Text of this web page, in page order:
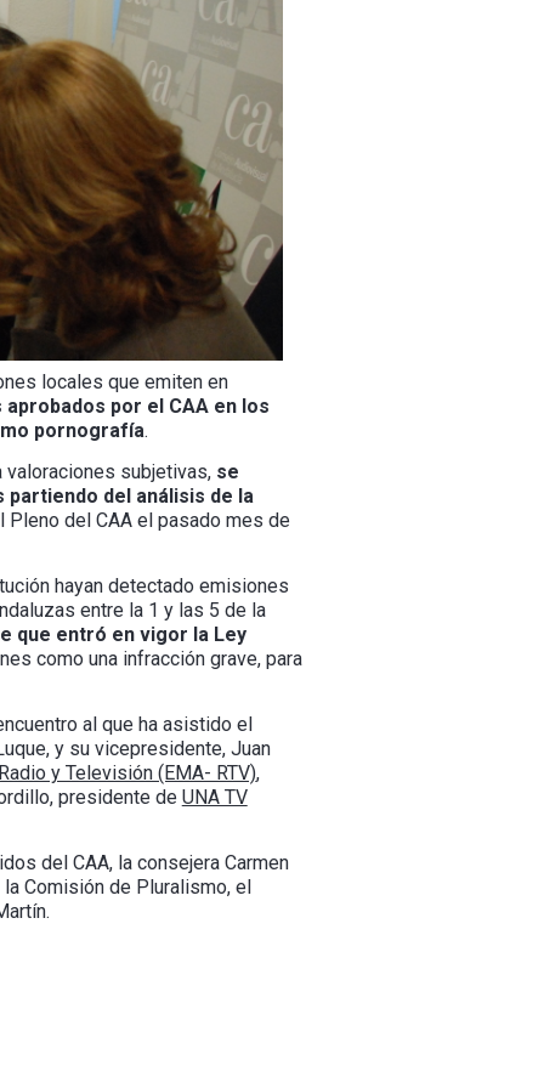
locales que emiten en
por el CAA en los
pornografía.
valoraciones subjetivas, se
del análisis de la
del CAA el pasado mes de
hayan detectado emisiones
entre la 1 y las 5 de la
que entró en vigor la Ley
como una infracción grave, para
al que ha asistido el
y su vicepresidente, Juan
y Televisión (EMA- RTV),
presidente de UNA TV
del CAA, la consejera Carmen
Comisión de Pluralismo, el